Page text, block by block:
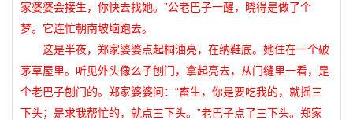
家婆婆会接生，你快去找她。”公老巴子一醒，晓得是做了个
梦。它连忙朝南坡垴跑去。
这是半夜，郑家婆婆点起桐油亮，在纳鞋底。她住在一个破
茅草屋里。听见外头像么子刨门，拿起亮去，从门缝里一看，是
个老巴子刨门的。郑家婆婆问：“畜生，你是要吃我的，就摇三
下头；是求我帮忙的，就点三下头。”老巴子点了三下头。郑家